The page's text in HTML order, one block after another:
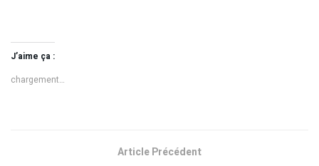
J’aime ça :
chargement…
Article Précédent